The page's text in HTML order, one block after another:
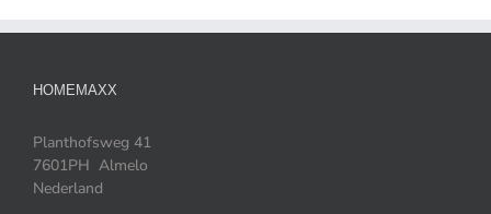
HOMEMAXX
Planthofsweg 41
7601PH Almelo
Nederland